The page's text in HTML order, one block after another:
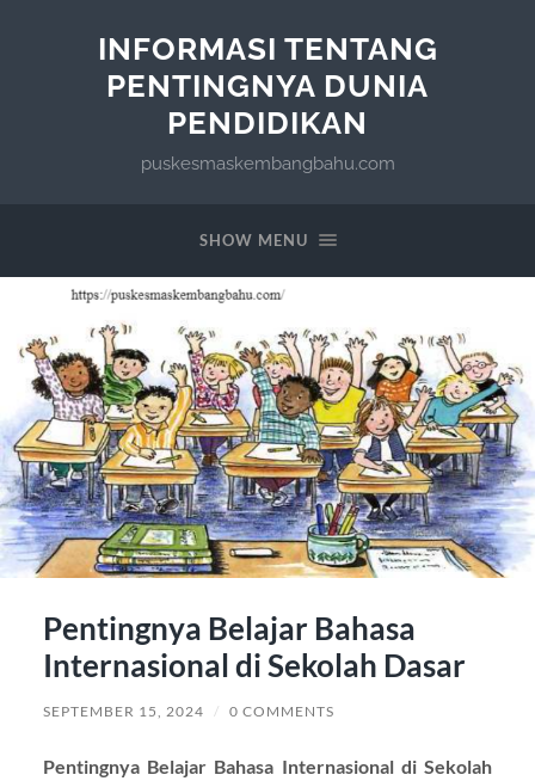
INFORMASI TENTANG
PENTINGNYA DUNIA
PENDIDIKAN
puskesmaskembangbahu.com
SHOW MENU
Pentingnya Belajar Bahasa
Internasional di Sekolah Dasar
SEPTEMBER 15, 2024 / 0 COMMENTS
Pentingnya Belajar Bahasa Internasional di Sekolah